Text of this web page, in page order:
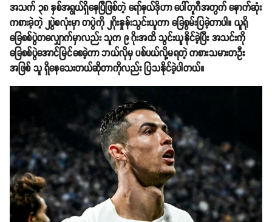
အသက် ၃၈ နှစ်အရွယ်ရှိနေပြီဖြစ်တဲ့ ရော်နယ်ဒိုဟာ ပေါ်တူဂီအတွက် နောက်ဆုံး
ကစားခဲ့တဲ့ ၂ပွဲစလုံးမှာ တပွဲကို ၂ဂိုးနှုန်းသွင်းယူကာ ခြေစွမ်းပြခဲ့တာပါ။ ယူရို
ခြေစစ်ပွဲတလျှောက်မှာလည်း သူက ၉ ဂိုးအထိ သွင်းယူနိုင်ခဲ့ပြီး အသင်းကို​
ခြေစစ်ပွဲအောင်မြင်စေခဲ့ကာ ဘယ်လိုမှ ပစ်ပယ်လို့မရတဲ့ ကစားသမားတဦး
အဖြစ် သူ ရှိနေသေးတယ်ဆိုတာကိုလည်း ပြသနိုင်ခဲ့ပါတယ်။